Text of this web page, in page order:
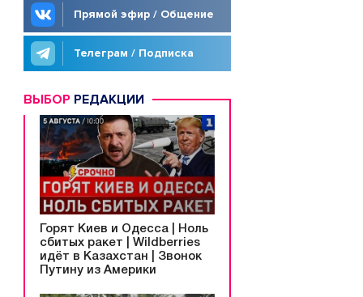
Прямой эфир / Общение
Телеграм / Подписка
ВЫБОР РЕДАКЦИИ
Горят Киев и Одесса | Ноль
сбитых ракет | Wildberries
идёт в Казахстан | Звонок
Путину из Америки